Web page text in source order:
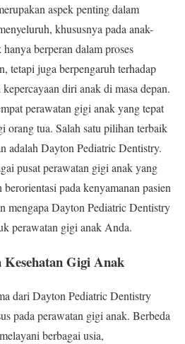
aspek penting dalam
khususnya pada anak-
berperan dalam proses
tetapi juga berpengaruh terhadap
diri anak di masa depan.
perawatan gigi anak yang tepat
orang tua. Salah satu pilihan terbaik
adalah Dayton Pediatric Dentistry.
pusat perawatan gigi anak yang
pada kenyamanan pasien
mengapa Dayton Pediatric Dentistry
perawatan gigi anak Anda.
Kesehatan Gigi Anak
dari Dayton Pediatric Dentistry
pada perawatan gigi anak. Berbeda
berbagai usia,